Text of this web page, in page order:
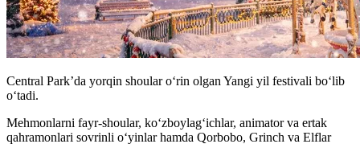
Central Park’da yorqin shoular oʻrin olgan Yangi yil festivali boʻlib
oʻtadi.
Mehmonlarni fayr-shoular, koʻzboylagʻichlar, animator va ertak
qahramonlari sovrinli oʻyinlar hamda Qorbobo, Grinch va Elflar